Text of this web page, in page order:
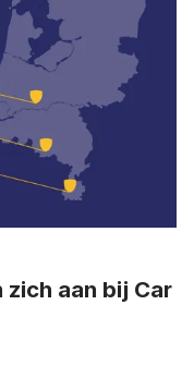
aan bij Car